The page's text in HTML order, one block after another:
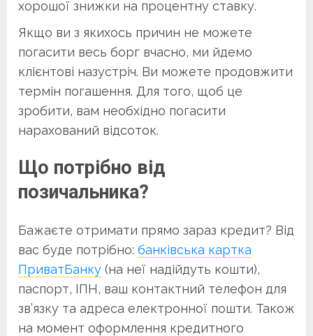
хорошої знижки на процентну ставку.
Якщо ви з якихось причин не можете
погасити весь борг вчасно, ми йдемо
клієнтові назустріч. Ви можете продовжити
термін погашення. Для того, щоб це
зробити, вам необхідно погасити
нарахований відсоток.
Що потрібно від
позичальника?
Бажаєте отримати прямо зараз кредит? Від
вас буде потрібно: банківська картка
ПриватБанку (на неї надійдуть кошти),
паспорт, ІПН, ваш контактний телефон для
зв’язку та адреса електронної пошти. Також
на момент оформлення кредитного